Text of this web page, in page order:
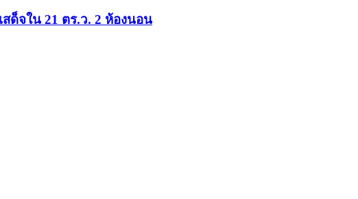
ด็จใน 21 ตร.ว. 2 ห้องนอน